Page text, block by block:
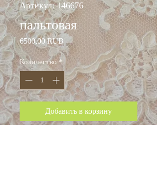
Артикул: 146676
пальтовая
6500,00 RUBЦена
Количество *
Добавить в корзину